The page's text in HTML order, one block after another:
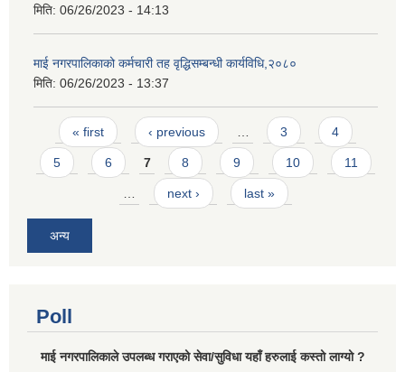
मिति: 06/26/2023 - 14:13
माई नगरपालिकाको कर्मचारी तह वृद्धिसम्बन्धी कार्यविधि,२०८०
मिति: 06/26/2023 - 13:37
Pages
« first ‹ previous … 3 4
5 6 7 8 9 10 11
… next › last »
अन्य
Poll
माई नगरपालिकाले उपलब्ध गराएको सेवा/सुविधा यहाँ हरुलाई कस्तो लाग्यो ?